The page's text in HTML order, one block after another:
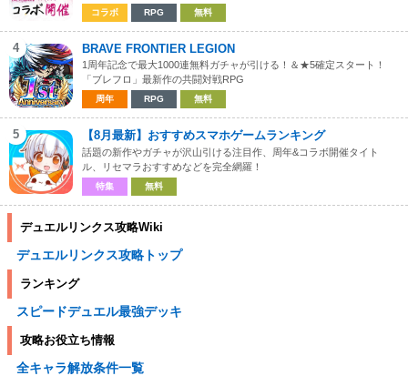
コラボ RPG 無料
4 BRAVE FRONTIER LEGION
1周年記念で最大1000連無料ガチャが引ける！＆★5確定スタート！
「ブレフロ」最新作の共闘対戦RPG
周年 RPG 無料
5 【8月最新】おすすめスマホゲームランキング
話題の新作やガチャが沢山引ける注目作、周年&コラボ開催タイト
ル、リセマラおすすめなどを完全網羅！
特集 無料
デュエルリンクス攻略Wiki
デュエルリンクス攻略トップ
ランキング
スピードデュエル最強デッキ
攻略お役立ち情報
全キャラ解放条件一覧